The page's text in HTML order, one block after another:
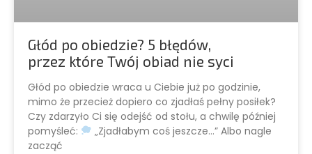
Głód po obiedzie? 5 błędów,
przez które Twój obiad nie syci
Głód po obiedzie wraca u Ciebie już po godzinie,
mimo że przecież dopiero co zjadłaś pełny posiłek?
Czy zdarzyło Ci się odejść od stołu, a chwilę później
pomyśleć:
„Zjadłabym coś jeszcze…” Albo nagle
zacząć